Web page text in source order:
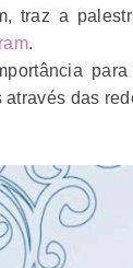
traz a
.
das